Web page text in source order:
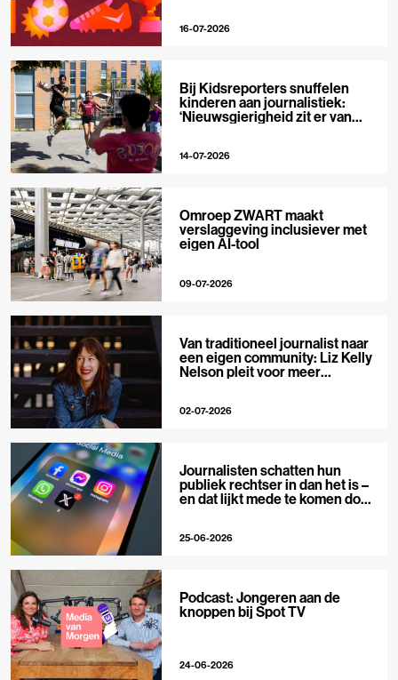
16-07-2026
Bij Kidsreporters snuffelen
kinderen aan journalistiek:
‘Nieuwsgierigheid zit er van
14-07-2026
Omroep ZWART maakt
verslaggeving inclusiever met
eigen AI-tool
09-07-2026
Van traditioneel journalist naar
een eigen community: Liz Kelly
Nelson pleit voor meer
02-07-2026
Journalisten schatten hun
publiek rechtser in dan het is –
en dat lijkt mede te komen door
25-06-2026
Podcast: Jongeren aan de
knoppen bij Spot TV
24-06-2026